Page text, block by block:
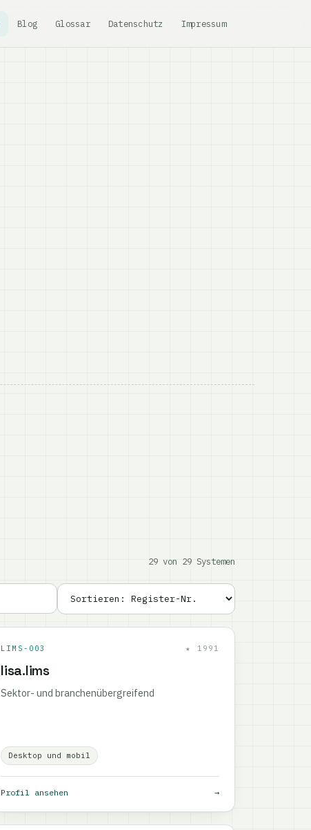
Blog Glossar Datenschutz Impressum
29 von 29 Systemen
LIMS-003 ★ 1991
lisa.lims
Sektor- und branchenübergreifend
Desktop und mobil
Profil ansehen →